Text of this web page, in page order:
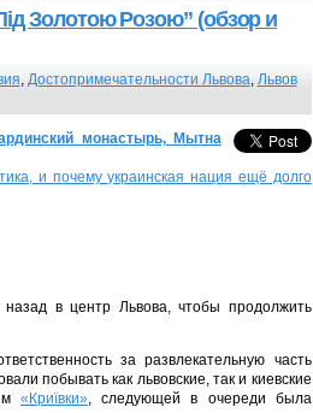
Золотою Розою” (обзор и
, Достопримечательности Львова, Львов
монастырь, Мытна
и почему украинская нация ещё долго
в центр Львова, чтобы продолжить
за развлекательную часть
побывать как львовские, так и киевские
«Криївки», следующей в очереди была